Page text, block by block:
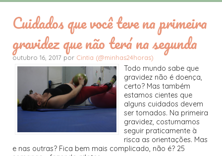
Cuidados que você teve na primeira
gravidez que não terá na segunda
outubro 16, 2017 por Cintia (@minhas24horas)
Todo mundo sabe que
gravidez não é doença,
certo? Mas também
estamos cientes que
alguns cuidados devem
ser tomados. Na primeira
gravidez, costumamos
seguir praticamente à
risca as orientações. Mas
e nas outras? Fica bem mais complicado, não é? 25